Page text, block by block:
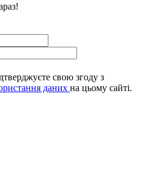
свою згоду з
даних на цьому сайті.